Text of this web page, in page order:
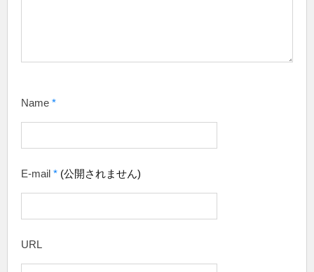
Name *
E-mail * (公開されません)
URL